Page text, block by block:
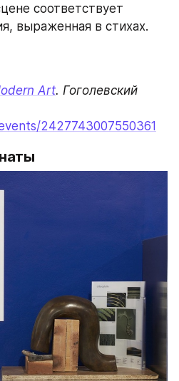
соответствует
выраженная в стихах.
Art. Гоголевский
2427743007550361